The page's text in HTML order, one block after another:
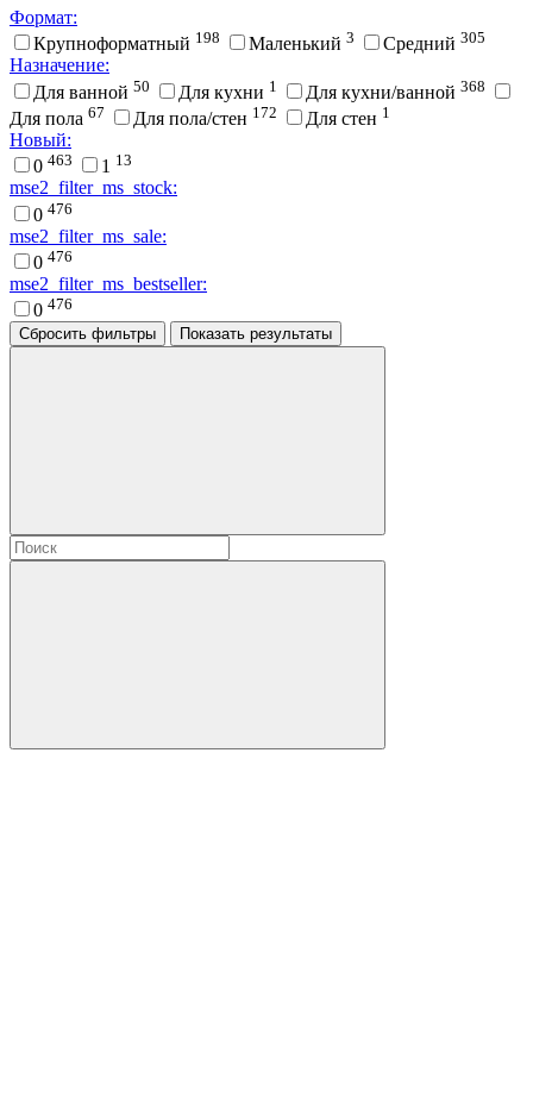
Формат:
Крупноформатный 198 Маленький 3 Средний 305
Назначение:
Для ванной 50 Для кухни 1 Для кухни/ванной 368
Для пола 67 Для пола/стен 172 Для стен 1
Новый:
0 463 1 13
mse2_filter_ms_stock:
0 476
mse2_filter_ms_sale:
0 476
mse2_filter_ms_bestseller:
0 476
Сбросить фильтры
Показать результаты